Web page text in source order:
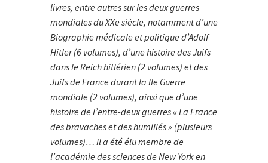
livres, entre autres sur les deux guerres
mondiales du XXe siècle, notamment d’une
Biographie médicale et politique d’Adolf
Hitler (6 volumes), d’une histoire des Juifs
dans le Reich hitlérien (2 volumes) et des
Juifs de France durant la IIe Guerre
mondiale (2 volumes), ainsi que d’une
histoire de l’entre-deux guerres « La France
des bravaches et des humiliés » (plusieurs
volumes)… Il a été élu membre de
l’académie des sciences de New York en